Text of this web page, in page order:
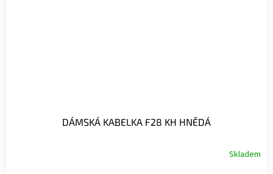
DÁMSKÁ KABELKA F28 KH HNĚDÁ
Skladem